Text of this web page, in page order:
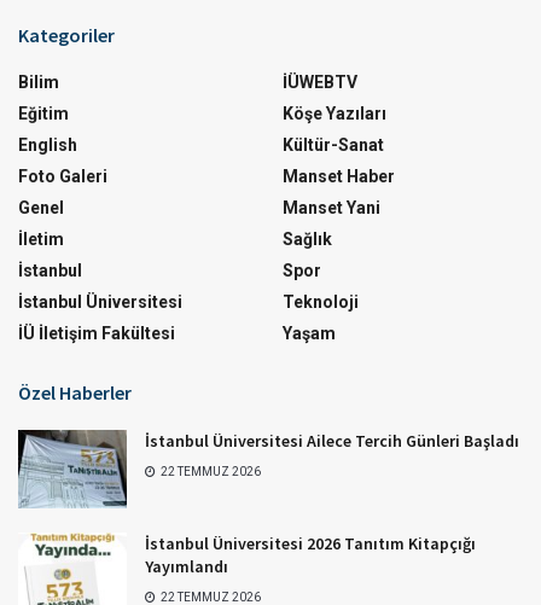
Kategoriler
Bilim
Eğitim
English
Foto Galeri
Genel
İletim
İstanbul
İstanbul Üniversitesi
İÜ İletişim Fakültesi
İÜWEBTV
Köşe Yazıları
Kültür-Sanat
Manset Haber
Manset Yani
Sağlık
Spor
Teknoloji
Yaşam
Özel Haberler
İstanbul Üniversitesi Ailece Tercih Günleri Başladı
22 TEMMUZ 2026
İstanbul Üniversitesi 2026 Tanıtım Kitapçığı
Yayımlandı
22 TEMMUZ 2026